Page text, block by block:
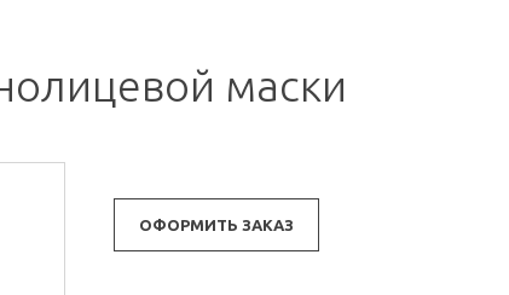
маски
ОФОРМИТЬ ЗАКАЗ